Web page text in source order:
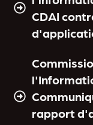
CDAI
rapport